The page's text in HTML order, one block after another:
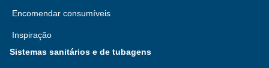
Encomendar consumíveis
Inspiração
Sistemas sanitários e de tubagens